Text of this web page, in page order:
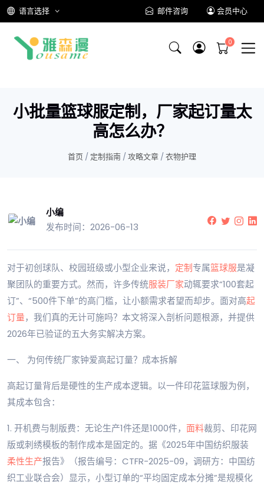
语言选择 邮件咨询 会员中心
小批量篮球服定制，厂家起订量太
高怎么办？
首页 / 定制指南 / 攻略文章 / 衣物护理
小编
发布时间：2026-06-13
对于初创球队、校园班级或小型企业来说， 定制专属篮球服是凝
聚团队的重要方式。然而，许多传统服装厂家动辄要求“100套起
订”、“500件下单”的高门槛，让小额需求者望而却步。面对高起
订量，我们真的无计可施吗？本文将深入剖析问题根源，并提供
2026年已验证的五大务实解决方案。
一、 为何传统厂家钟爱高起订量？成本拆解
高起订量背后是硬性的生产成本逻辑。以一件印花篮球服为例，
其成本包含：
1. 开机费与制版费：无论生产1件还是1000件， 面料裁剪、印花网
版或刺绣模板的制作成本是固定的。据《2025年中国纺织服装
柔性生产报告》（报告编号：CTFR-2025-09，调研方：中国纺
织工业联合会）显示，小型订单的“平均固定成本分摊”是规模化